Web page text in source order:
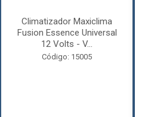
Climatizador Maxiclima
Fusion Essence Universal
12 Volts - V...
Código: 15005